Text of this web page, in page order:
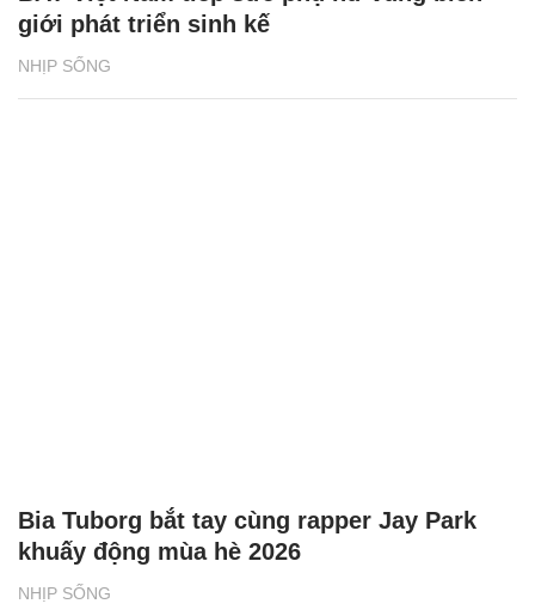
NHỊP SỐNG
giới phát triển sinh kế
NHỊP SỐNG
Bia Tuborg bắt tay cùng rapper Jay Park
khuấy động mùa hè 2026